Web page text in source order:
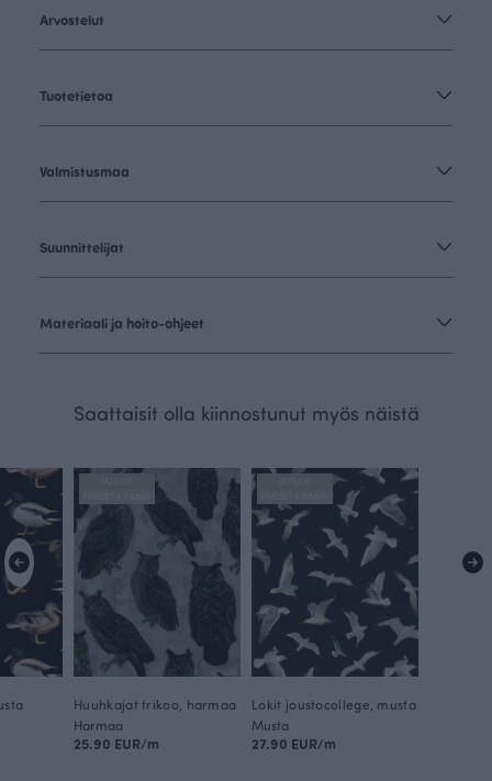
Arvostelut
Tuotetietoa
Valmistusmaa
Suunnittelijat
Materiaali ja hoito-ohjeet
Saattaisit olla kiinnostunut myös näistä
Huuhkajat trikoo, harmaa
Harmaa
25.90 EUR/m
Lokit joustocollege, musta
Musta
27.90 EUR/m